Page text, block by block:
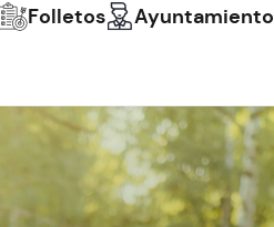
Folletos Ayuntamiento